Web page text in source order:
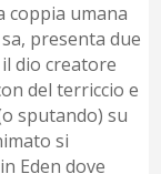
coppia umana
presenta due
dio creatore
del terriccio e
sputando) su
si
Eden dove